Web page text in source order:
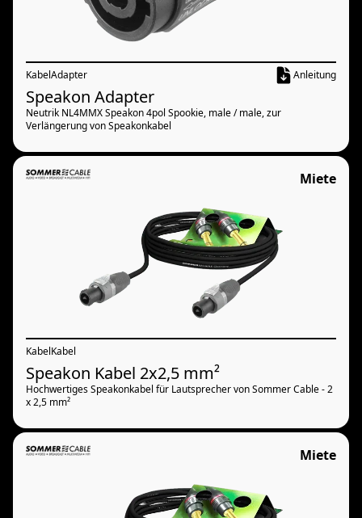
KabelAdapter Anleitung
Speakon Adapter
Neutrik NL4MMX Speakon 4pol Spookie, male / male, zur
Verlängerung von Speakonkabel
Miete
KabelKabel
Speakon Kabel 2x2,5 mm²
Hochwertiges Speakonkabel für Lautsprecher von Sommer Cable - 2
x 2,5 mm²
Miete